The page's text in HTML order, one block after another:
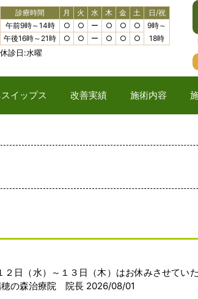
診療時間 月 火 水 木 金 土
日/祝
午前9時～14時
○ ○ ー ○ ○ ○
9時～
午後16時～21時
○ ○ ー ○ ○ ○ 18時
休診日:水曜
イップス 改善実績 施術内容
日（水）～１３日（木）はお休みさせてい
穂の森治療院 院長 2026/08/01